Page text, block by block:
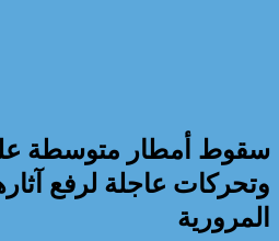
سقوط أمطار متوسطة
وتحركات عاجلة لرفع
المرورية